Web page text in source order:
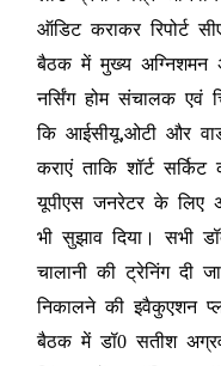
ऑडिट कराकर रिपोर्ट
बैठक में मुख्य अग्निशमन
नर्सिंग होम संचालक एवं
कि आईसीयू,ओटी और
कराएं ताकि शॉर्ट
यूपीएस जनरेटर के लिए
भी सुझाव दिया। सभी
चालानी की ट्रेनिंग दी
निकालने की इवैकुएशन
बैठक में डॉ0 सतीश